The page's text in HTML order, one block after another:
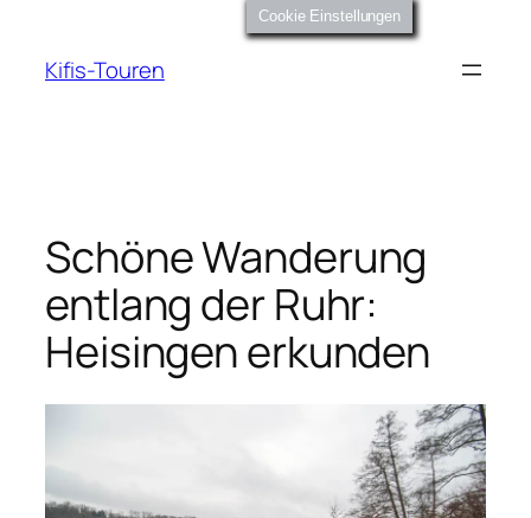
springen
Kifis-Touren
Schöne Wanderung
entlang der Ruhr:
Heisingen erkunden
Cookie Einstellungen